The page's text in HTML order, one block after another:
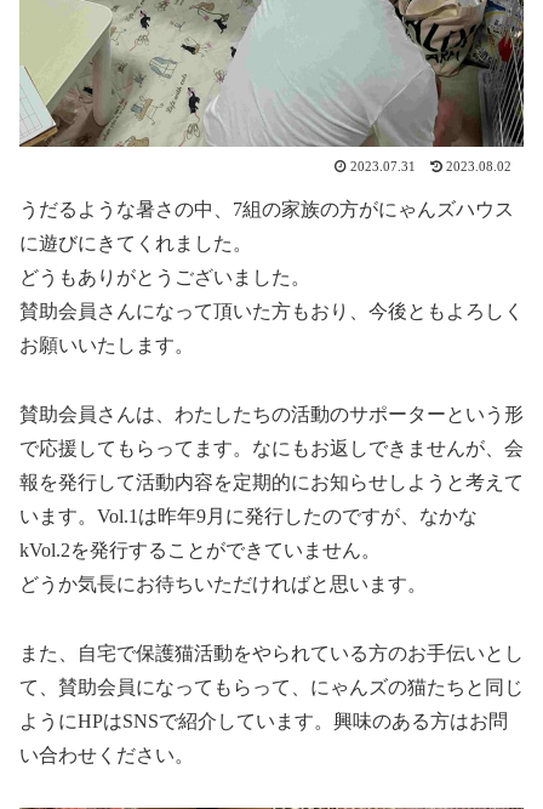
2023.07.31 2023.08.02
うだるような暑さの中、7組の家族の方がにゃんズハウス
に遊びにきてくれました。
どうもありがとうございました。
賛助会員さんになって頂いた方もおり、今後ともよろしく
お願いいたします。
賛助会員さんは、わたしたちの活動のサポーターという形
で応援してもらってます。なにもお返しできませんが、会
報を発行して活動内容を定期的にお知らせしようと考えて
います。Vol.1は昨年9月に発行したのですが、なかな
kVol.2を発行することができていません。
どうか気長にお待ちいただければと思います。
また、自宅で保護猫活動をやられている方のお手伝いとし
て、賛助会員になってもらって、にゃんズの猫たちと同じ
ようにHPはSNSで紹介しています。興味のある方はお問
い合わせください。